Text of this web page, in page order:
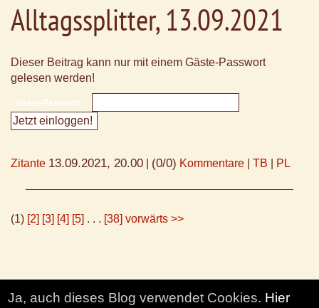
Alltagssplitter, 13.09.2021
Dieser Beitrag kann nur mit einem Gäste-Passwort
gelesen werden!
Gäste-Passwort:
Zitante 13.09.2021, 20.00 (0/0) Kommentare TB PL
(1) [2] [3] [4] [5] . . . [38] vorwärts >>
Ja, auch dieses Blog verwendet Cookies. Hier